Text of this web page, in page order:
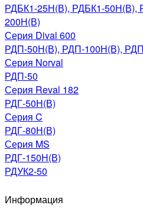
РДБК1-25Н(В), РДБК1-50Н(В),
200Н(В)
Серия Dival 600
РДП-50Н(В), РДП-100Н(В),
Серия Norval
РДП-50
Серия Reval 182
РДГ-50Н(В)
Серия C
РДГ-80Н(В)
Серия MS
РДГ-150Н(В)
РДУК2-50
Информация